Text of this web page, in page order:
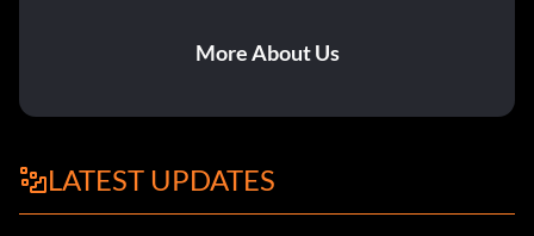
More About Us
LATEST UPDATES